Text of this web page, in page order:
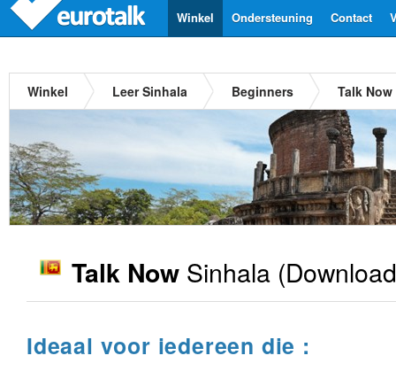
Contact
Ondersteuning
Winkel
Winkel Leer Sinhala Beginners Talk
Talk Now Sinhala
Ideaal voor iedereen die :